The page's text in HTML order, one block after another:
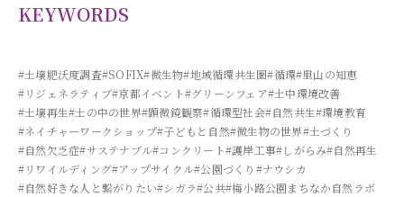
KEYWORDS
#土壌肥沃度調査#SOFIX#微生物#地域循環共生圏#循環#里山の知恵
#リジェネラティブ#京都イベント#グリーンフェア#土中環境改善
#土壌再生#土の中の世界#顕微鏡観察#循環型社会#自然共生#環境教育
#ネイチャーワークショップ#子どもと自然#微生物の世界#土づくり
#自然欠乏症#サステナブル#コンクリート#護岸工事#しがらみ#自然再生
#リワイルディング#アップサイクル#公園づくり #ナウシカ
#自然好きな人と繋がりたい#シガラ#公共#梅小路公園まちなか自然ラボ